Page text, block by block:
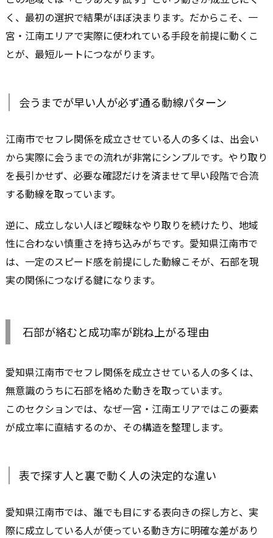
く、最初の選択で結果がほぼ決まります。だからこそ、一
宮・江南エリアで実際に使われている手段を前提に動くこ
とが、最短ルートにつながります。
会うまでが早い人が必ず通る動線パターン
江南市でセフレ関係を成立させている人の多くは、出会い
から実際に会うまでの流れが非常にシンプルです。やり取り
を長引かせず、必要な確認だけを済ませて早い段階で合流
する動線を取っています。
逆に、成立しない人ほど曖昧なやり取りを続けたり、地域
性に合わない慎重さを持ち込みがちです。愛知県江南市で
は、一定のスピード感を前提にした動線こそが、石部を現
実の関係につなげる鍵になります。
石部が絡むと成功率が跳ね上がる理由
愛知県江南市でセフレ関係を成立させている人の多くは、
無意識のうちに石部を絡めた動きを取っています。
このセクションでは、なぜ一宮・江南エリアではこの要素
が成立率に直結するのか、その構造を整理します。
表で探す人と裏で動く人の決定的な違い
愛知県江南市では、誰でも目にする表向きの探し方と、実
際に成立している人が使っている動き方に明確な差があり